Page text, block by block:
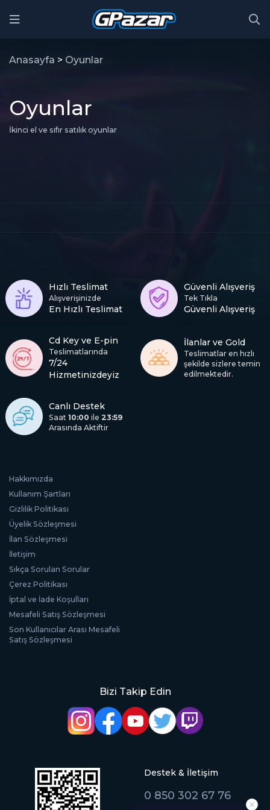
Anasayfa > Oyunlar
Oyunlar
İkinci el ve sıfır satılık oyunlar
Hızlı Teslimat
Alışverişinizde
En Hızlı Teslimat
Güvenli Alışveriş
Tek Tıkla
Güvenli Alışveriş
Cd Key ve E-pin
Teslimatlarında
7/24
Hizmetinizdeyiz
İlanlar ve Gold
Teslimatlar en hızlı
şekilde sizlere temin
edilmektedir.
Canlı Destek
Saat 10:00 ile 23:59
Arasında Aktiftir
Hakkımızda
Kullanım Şartları
Gizlilik Politikası
Üyelik Sözleşmesi
İlan Sözleşmesi
İletişim
Sıkça Sorulan Sorular
Çerez Politikası
İptal ve İade Koşulları
Mesafeli Satış Sözleşmesi
Son Kullanıcılar Arası Mesafeli
Satış Sözleşmesi
Bizi Takip Edin
Destek & İletişim
0 850 302 67 76